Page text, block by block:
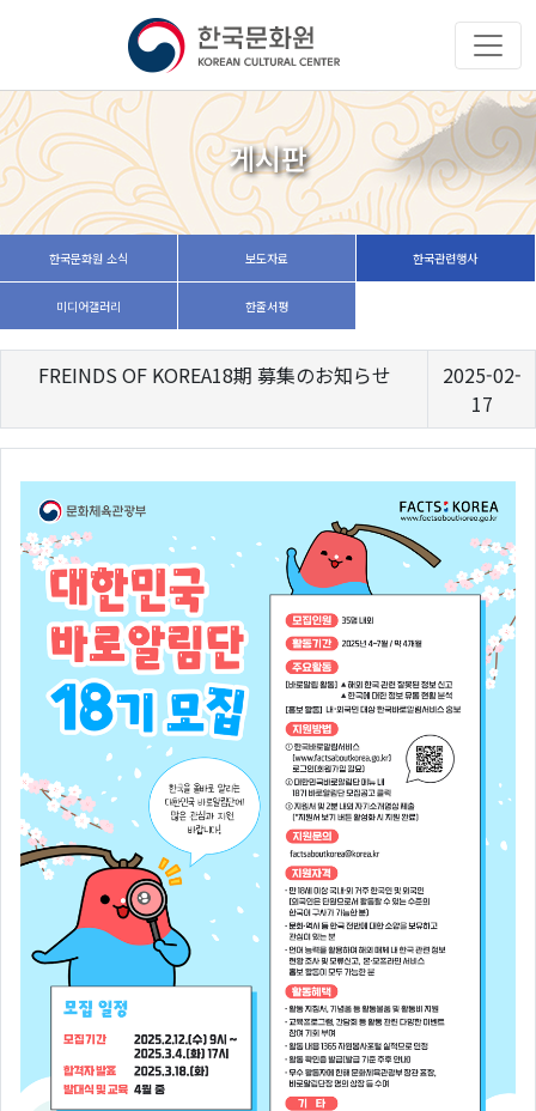
게시판
한국문화원 소식 보도자료 한국관련행사
미디어갤러리 한줄서평
FREINDS OF KOREA18期 募集のお知らせ
2025-02-
17